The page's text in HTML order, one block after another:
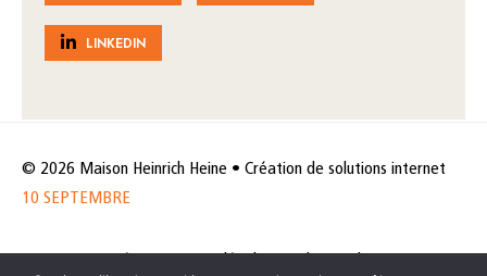
LINKEDIN
© 2026 Maison Heinrich Heine • Création de solutions internet
10 SEPTEMBRE